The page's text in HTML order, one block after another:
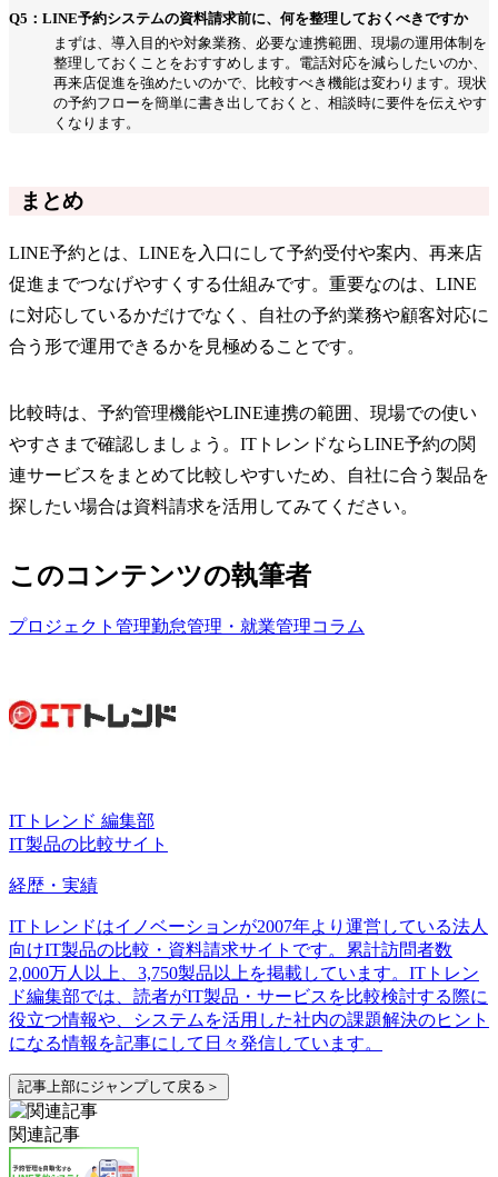
Q5：LINE予約システムの資料請求前に、何を整理しておくべきですか
まずは、導入目的や対象業務、必要な連携範囲、現場の運用体制を
整理しておくことをおすすめします。電話対応を減らしたいのか、
再来店促進を強めたいのかで、比較すべき機能は変わります。現状
の予約フローを簡単に書き出しておくと、相談時に要件を伝えやす
くなります。
まとめ
LINE予約とは、LINEを入口にして予約受付や案内、再来店
促進までつなげやすくする仕組みです。重要なのは、LINE
に対応しているかだけでなく、自社の予約業務や顧客対応に
合う形で運用できるかを見極めることです。
比較時は、予約管理機能やLINE連携の範囲、現場での使い
やすさまで確認しましょう。ITトレンドならLINE予約の関
連サービスをまとめて比較しやすいため、自社に合う製品を
探したい場合は資料請求を活用してみてください。
このコンテンツの執筆者
プロジェクト管理勤怠管理・就業管理コラム
ITトレンド 編集部
IT製品の比較サイト
経歴・実績
ITトレンドはイノベーションが2007年より運営している法人
向けIT製品の比較・資料請求サイトです。累計訪問者数
2,000万人以上、3,750製品以上を掲載しています。ITトレン
ド編集部では、読者がIT製品・サービスを比較検討する際に
役立つ情報や、システムを活用した社内の課題解決のヒント
になる情報を記事にして日々発信しています。
記事上部にジャンプして戻る＞
関連記事